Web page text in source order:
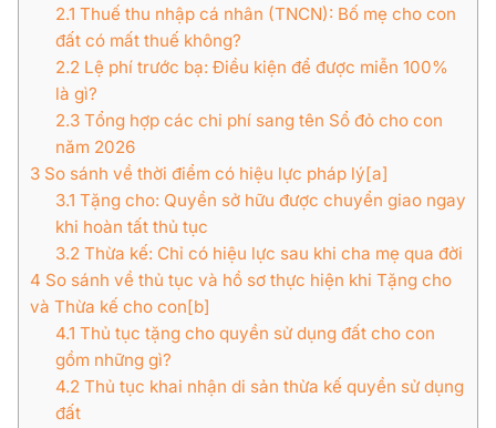
2.1 Thuế thu nhập cá nhân (TNCN): Bố mẹ cho con
đất có mất thuế không?
2.2Lệ phí trước bạ: Điều kiện để được miễn 100%
là gì?
2.3Tổng hợp các chi phí sang tên Sổ đỏ cho con
năm 2026
3 So sánh về thời điểm có hiệu lực pháp lý[a]
3.1 Tặng cho: Quyền sở hữu được chuyển giao ngay
khi hoàn tất thủ tục
3.2Thừa kế: Chỉ có hiệu lực sau khi cha mẹ qua đời
4 So sánh về thủ tục và hồ sơ thực hiện khi Tặng cho
và Thừa kế cho con[b]
4.1 Thủ tục tặng cho quyền sử dụng đất cho con
gồm những gì?
4.2Thủ tục khai nhận di sản thừa kế quyền sử dụng
đất